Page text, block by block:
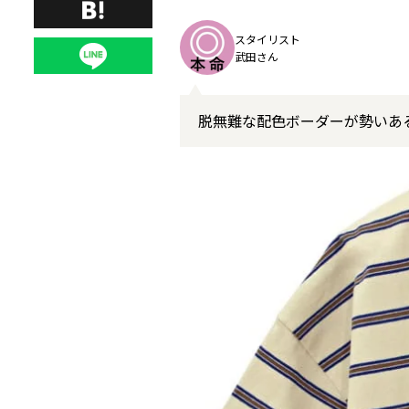
スタイリスト
武田さん
脱無難な配色ボーダーが勢いあ